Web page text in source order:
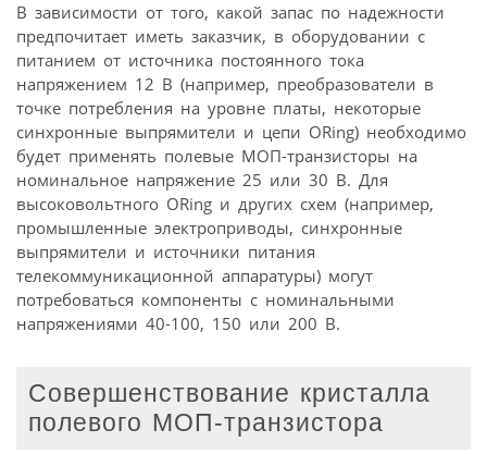
В зависимости от того, какой запас по надежности
предпочитает иметь заказчик, в оборудовании с
питанием от источника постоянного тока
напряжением 12 В (например, преобразователи в
точке потребления на уровне платы, некоторые
синхронные выпрямители и цепи ORing) необходимо
будет применять полевые МОП-транзисторы на
номинальное напряжение 25 или 30 В. Для
высоковольтного ORing и других схем (например,
промышленные электроприводы, синхронные
выпрямители и источники питания
телекоммуникационной аппаратуры) могут
потребоваться компоненты с номинальными
напряжениями 40-100, 150 или 200 В.
Совершенствование кристалла
полевого МОП-транзистора